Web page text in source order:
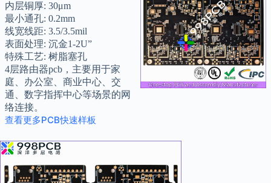
内层铜厚: 30μm
最小通孔: 0.2mm
线宽线距: 3.5/3.5mil
表面处理: 沉金1-2U”
特殊工艺: 树脂塞孔
4层路由器pcb，主要用于家
庭、办公室、商业中心、交
通、数字指挥中心等场景的网
络连接。
查看更多PCB快速样板